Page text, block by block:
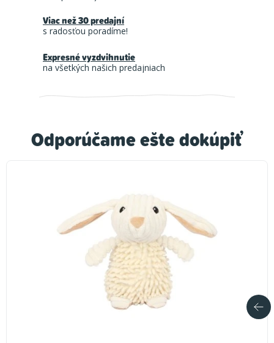
Odporúčame ešte dokúpiť
Viac než 30 predajní
s radosťou poradíme!
Expresné vyzdvihnutie
na všetkých našich predajniach